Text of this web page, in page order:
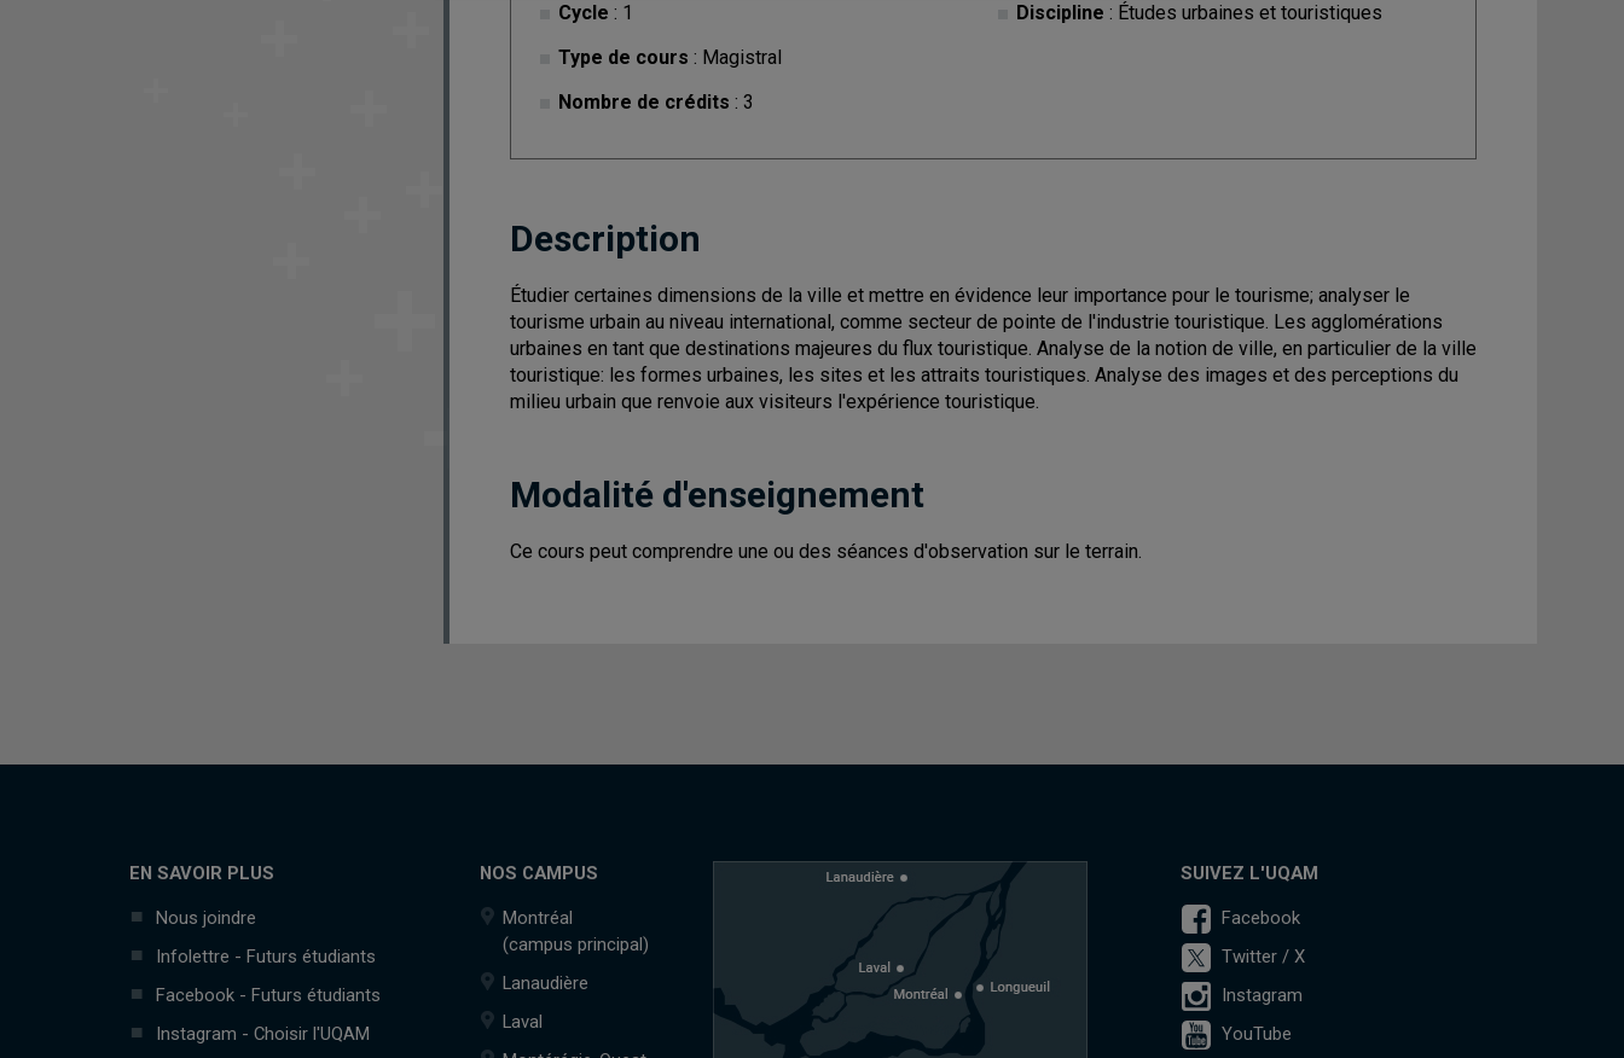
Cycle : 1
Type de cours : Magistral
Nombre de crédits : 3
Discipline : Études urbaines et touristiques
Description
Étudier certaines dimensions de la ville et mettre en évidence leur importance pour le tourisme; analyser le
tourisme urbain au niveau international, comme secteur de pointe de l'industrie touristique. Les agglomérations
urbaines en tant que destinations majeures du flux touristique. Analyse de la notion de ville, en particulier de la ville
touristique: les formes urbaines, les sites et les attraits touristiques. Analyse des images et des perceptions du
milieu urbain que renvoie aux visiteurs l'expérience touristique.
Modalité d'enseignement
Ce cours peut comprendre une ou des séances d'observation sur le terrain.
EN SAVOIR PLUS
Nous joindre
Infolettre - Futurs étudiants
Facebook - Futurs étudiants
Instagram - Choisir l'UQAM
NOS CAMPUS
Montréal
(campus principal)
Lanaudière
Laval
SUIVEZ L'UQAM
Facebook
Twitter / X
Instagram
YouTube